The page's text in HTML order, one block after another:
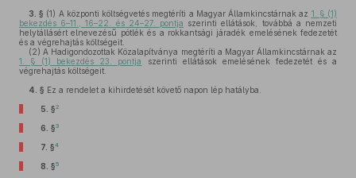
3. § (1) A központi költségvetés megtéríti a Magyar Államkincstárnak az 1. § (1)
bekezdés 6–11., 16–22. és 24–27. pontja szerinti ellátások, továbbá a nemzeti
helytállásért elnevezésű pótlék és a rokkantsági járadék emelésének fedezetét
és a végrehajtás költségeit.
(2) A Hadigondozottak Közalapítványa megtéríti a Magyar Államkincstárnak az
1. § (1) bekezdés 23. pontja
szerinti ellátások emelésének fedezetét és a
végrehajtás költségeit.
4. § Ez a rendelet a kihirdetését követő napon lép hatályba.
5. §2
6. §3
7. §4
8. §5